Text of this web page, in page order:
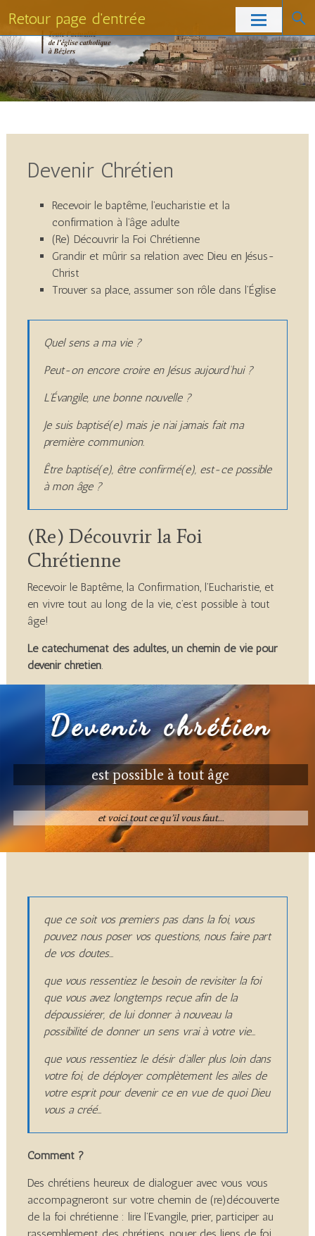
Retour page d'entrée
Skip
to
content
Devenir Chrétien
Recevoir le baptême, l’eucharistie et la
confirmation à l’âge adulte
(Re) Découvrir la Foi Chrétienne
Grandir et mûrir sa relation avec Dieu en Jésus-
Christ
Trouver sa place, assumer son rôle dans l’Église
Quel sens a ma vie ?
Peut-on encore croire en Jésus aujourd’hui ?
L’Évangile, une bonne nouvelle ?
Je suis baptisé(e) mais je n’ai jamais fait ma
première communion.
Être baptisé(e), être confirmé(e), est-ce possible
à mon âge ?
(Re) Découvrir la Foi
Chrétienne
Recevoir le Baptême, la Confirmation, l’Eucharistie, et
en vivre tout au long de la vie, c’est possible à tout
âge!
Le catéchuménat des adultes, un chemin de vie pour
devenir chrétien.
Devenir chrétien
est possible à tout âge
et voici tout ce qu’il vous faut…
que ce soit vos premiers pas dans la foi, vous
pouvez nous poser vos questions, nous faire part
de vos doutes…
que vous ressentiez le besoin de revisiter la foi
que vous avez longtemps reçue afin de la
dépoussiérer, de lui donner à nouveau la
possibilité de donner un sens vrai à votre vie…
que vous ressentiez le désir d’aller plus loin dans
votre foi, de déployer complètement les ailes de
votre esprit pour devenir ce en vue de quoi Dieu
vous a créé…
Comment ?
Des chrétiens heureux de dialoguer avec vous vous
accompagneront sur votre chemin de (re)découverte
de la foi chrétienne : lire l’Evangile, prier, participer au